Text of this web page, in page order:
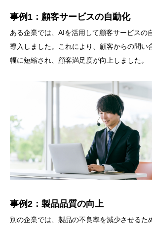
事例1：顧客サービスの自動化
ある企業では、AIを活用して顧客サービスの
導入しました。これにより、顧客からの問い
幅に短縮され、顧客満足度が向上しました。
事例2：製品品質の向上
別の企業では、製品の不良率を減少させるた